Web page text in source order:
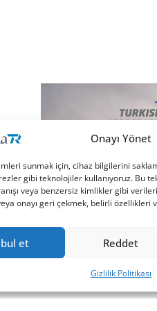
Onayı Yönet
sunmak için, cihaz bilgilerini
gibi teknolojiler kullanıyoruz. Bu
veya benzersiz kimlikler gibi
onayı geri çekmek, belirli özellikleri
et Reddet
Gizlilik Politikası